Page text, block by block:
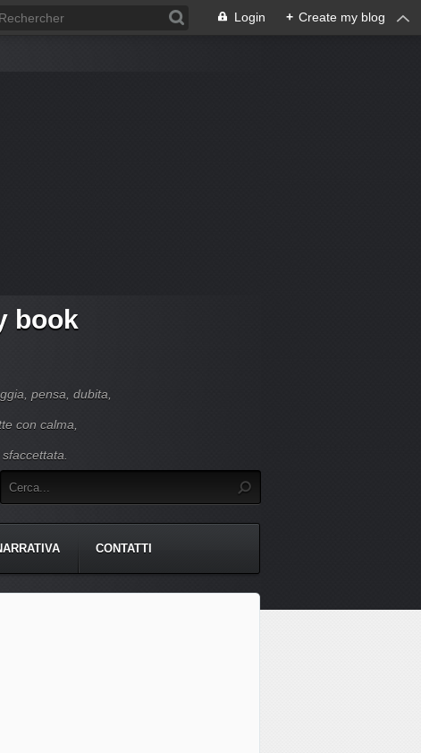
Login + Create my blog
book
pensa, dubita,
con calma,
CONTATTI